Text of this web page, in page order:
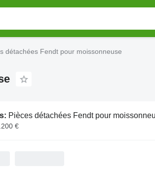
détachées Fendt pour moissonneuse
Pièces détachées Fendt pour
€